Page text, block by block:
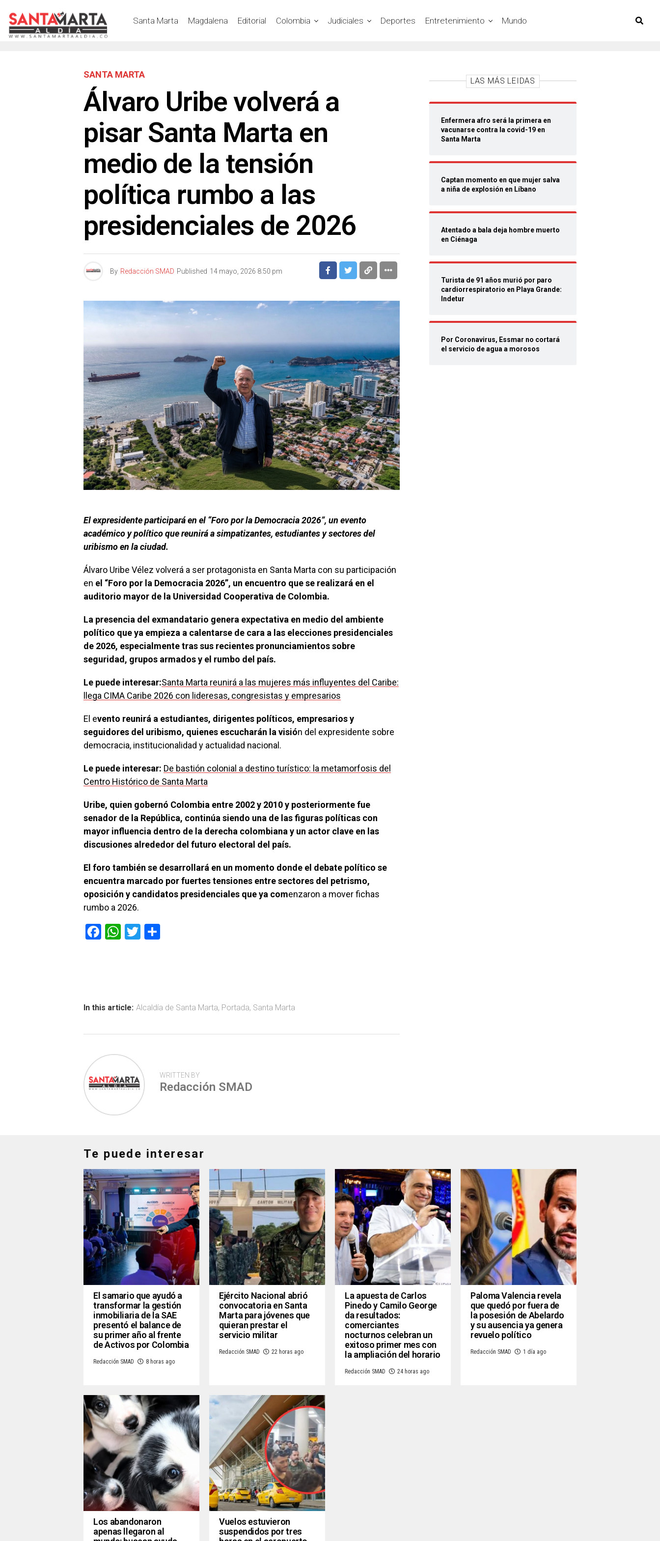
Santa Marta Magdalena Editorial Colombia Judiciales Deportes Entretenimiento Mundo
SANTA MARTA
Álvaro Uribe volverá a
pisar Santa Marta en
medio de la tensión
política rumbo a las
presidenciales de 2026
By Redacción SMAD Published 14 mayo, 2026 8:50 pm
El expresidente participará en el “Foro por la Democracia 2026”, un evento
académico y político que reunirá a simpatizantes, estudiantes y sectores del
uribismo en la ciudad.
Álvaro Uribe Vélez volverá a ser protagonista en Santa Marta con su participación
en el “Foro por la Democracia 2026”, un encuentro que se realizará en el
auditorio mayor de la Universidad Cooperativa de Colombia.
La presencia del exmandatario genera expectativa en medio del ambiente
político que ya empieza a calentarse de cara a las elecciones presidenciales
de 2026, especialmente tras sus recientes pronunciamientos sobre
seguridad, grupos armados y el rumbo del país.
Le puede interesar:Santa Marta reunirá a las mujeres más influyentes del Caribe:
llega CIMA Caribe 2026 con lideresas, congresistas y empresarios
El evento reunirá a estudiantes, dirigentes políticos, empresarios y
seguidores del uribismo, quienes escucharán la visión del expresidente sobre
democracia, institucionalidad y actualidad nacional.
Le puede interesar: De bastión colonial a destino turístico: la metamorfosis del
Centro Histórico de Santa Marta
Uribe, quien gobernó Colombia entre 2002 y 2010 y posteriormente fue
senador de la República, continúa siendo una de las figuras políticas con
mayor influencia dentro de la derecha colombiana y un actor clave en las
discusiones alrededor del futuro electoral del país.
El foro también se desarrollará en un momento donde el debate político se
encuentra marcado por fuertes tensiones entre sectores del petrismo,
oposición y candidatos presidenciales que ya comenzaron a mover fichas
rumbo a 2026.
F
ok
W
p
T
tir
In this article: Alcaldía de Santa Marta, Portada, Santa Marta
WRITTEN BY
Redacción SMAD
LAS MÁS LEIDAS
Enfermera afro será la primera en
vacunarse contra la covid-19 en
Santa Marta
Captan momento en que mujer salva
a niña de explosión en Líbano
Atentado a bala deja hombre muerto
en Ciénaga
Turista de 91 años murió por paro
cardiorrespiratorio en Playa Grande:
Indetur
Por Coronavirus, Essmar no cortará
el servicio de agua a morosos
Te puede interesar
El samario que ayudó a
transformar la gestión
inmobiliaria de la SAE
presentó el balance de
su primer año al frente
de Activos por Colombia
Redacción SMAD 8 horas ago
Ejército Nacional abrió
convocatoria en Santa
Marta para jóvenes que
quieran prestar el
servicio militar
Redacción SMAD 22 horas ago
La apuesta de Carlos
Pinedo y Camilo George
da resultados:
comerciantes
nocturnos celebran un
exitoso primer mes con
la ampliación del horario
Redacción SMAD 24 horas ago
Paloma Valencia revela
que quedó por fuera de
la posesión de Abelardo
y su ausencia ya genera
revuelo político
Redacción SMAD 1 día ago
Los abandonaron
apenas llegaron al
Vuelos estuvieron
suspendidos por tres